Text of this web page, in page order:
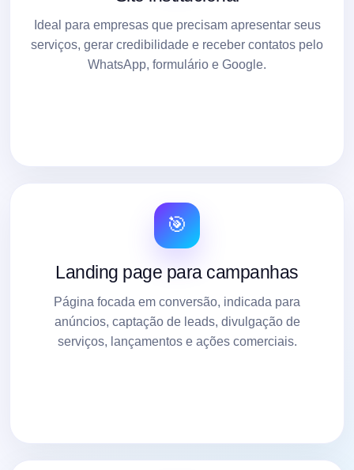
Ideal para empresas que precisam apresentar seus
serviços, gerar credibilidade e receber contatos pelo
WhatsApp, formulário e Google.
🎯
Landing page para campanhas
Página focada em conversão, indicada para
anúncios, captação de leads, divulgação de
serviços, lançamentos e ações comerciais.